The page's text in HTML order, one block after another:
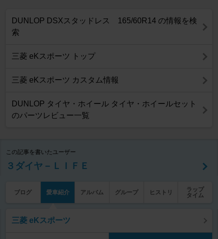
DUNLOP DSXスタッドレス 165/60R14 の情報を検
索
三菱 eKスポーツ トップ
三菱 eKスポーツ カスタム情報
DUNLOP タイヤ・ホイール タイヤ・ホイールセット
のパーツレビュー一覧
この記事を書いたユーザー
３ダイヤ－ＬＩＦＥ
ブログ 愛車紹介 アルバム グループ ヒストリ
ラップ
タイム
三菱 eKスポーツ